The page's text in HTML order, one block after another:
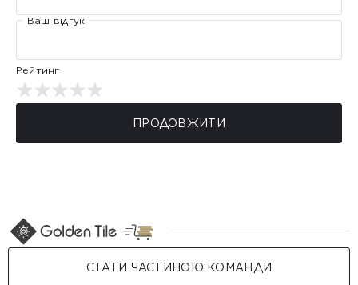
Ваш відгук
Рейтинг
ПРОДОВЖИТИ
СТАТИ ЧАСТИНОЮ КОМАНДИ